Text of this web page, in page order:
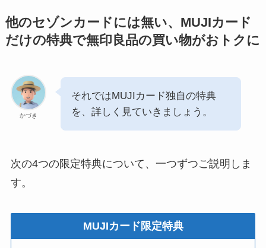
他のセゾンカードには無い、MUJIカード
だけの特典で無印良品の買い物がおトクに
かづき
それではMUJIカード独自の特典
を、詳しく見ていきましょう。
次の4つの限定特典について、一つずつご説明しま
す。
MUJIカード限定特典